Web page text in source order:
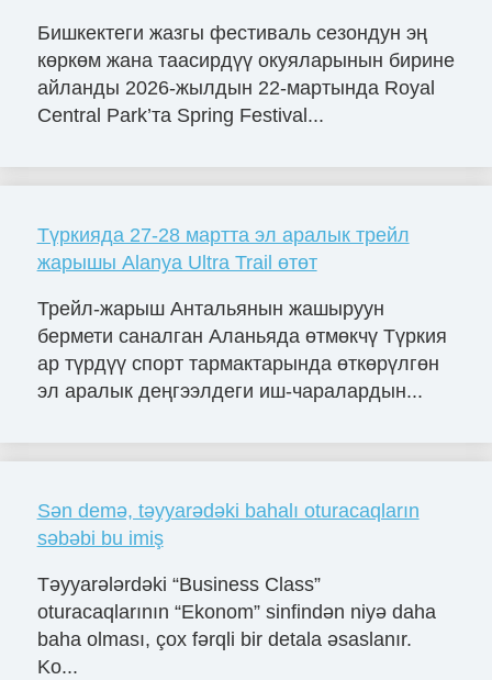
Бишкектеги жазгы фестиваль сезондун эң
көркөм жана таасирдүү окуяларынын бирине
айланды 2026-жылдын 22-мартында Royal
Central Park’та Spring Festival...
Түркияда 27-28 мартта эл аралык трейл
жарышы Alanya Ultra Trail өтөт
Трейл-жарыш Антальянын жашыруун
бермети саналган Аланьяда өтмөкчү Түркия
ар түрдүү спорт тармактарында өткөрүлгөн
эл аралык деңгээлдеги иш-чаралардын...
Sən demə, təyyarədəki bahalı oturacaqların
səbəbi bu imiş
Təyyarələrdəki “Business Class”
oturacaqlarının “Ekonom” sinfindən niyə daha
baha olması, çox fərqli bir detala əsaslanır.
Ko...